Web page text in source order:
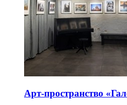
Арт-пространство